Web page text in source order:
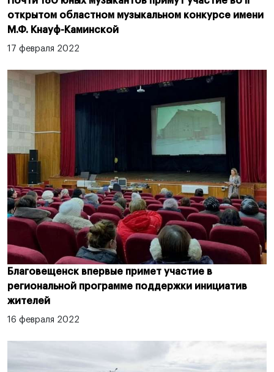
открытом областном музыкальном конкурсе имени
М.Ф. Кнауф-Каминской
17 февраля 2022
Благовещенск впервые примет участие в
региональной программе поддержки инициатив
жителей
16 февраля 2022